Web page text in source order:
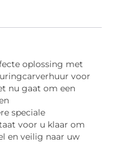
oplossing met
voor
nu gaat om een
speciale
voor u klaar om
en veilig naar uw